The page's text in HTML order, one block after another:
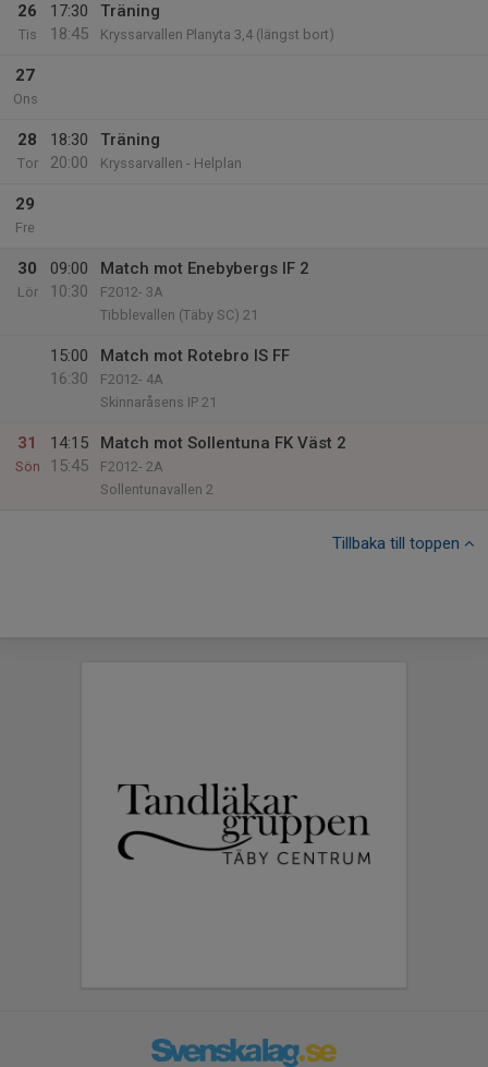
26
Tis
17:30
18:45
Träning
Kryssarvallen Planyta 3,4 (längst bort)
27
Ons
28
Tor
18:30
20:00
Träning
Kryssarvallen - Helplan
29
Fre
30
Lör
09:00
10:30
Match mot Enebybergs IF 2
F2012- 3A
Tibblevallen (Täby SC) 21
15:00
16:30
Match mot Rotebro IS FF
F2012- 4A
Skinnaråsens IP 21
31
Sön
14:15
15:45
Match mot Sollentuna FK Väst 2
F2012- 2A
Sollentunavallen 2
Tillbaka till toppen